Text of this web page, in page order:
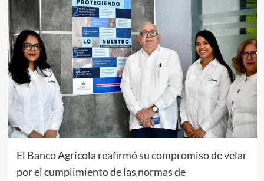
El Banco Agrícola reafirmó su compromiso de velar
por el cumplimiento de las normas de